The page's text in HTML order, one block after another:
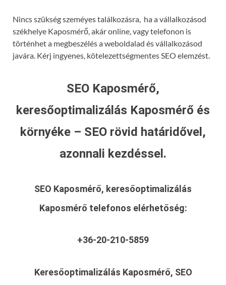
Nincs szükség szeméyes találkozásra, ha a vállalkozásod
székhelye Kaposmérő, akár online, vagy telefonon is
történhet a megbeszélés a weboldalad és vállalkozásod
javára. Kérj ingyenes, kötelezettségmentes SEO elemzést.
SEO Kaposmérő,
keresőoptimalizálás Kaposmérő és
környéke – SEO rövid határidővel,
azonnali kezdéssel.
SEO Kaposmérő, keresőoptimalizálás
Kaposmérő telefonos elérhetőség:
+36-20-210-5859
Keresőoptimalizálás Kaposmérő, SEO